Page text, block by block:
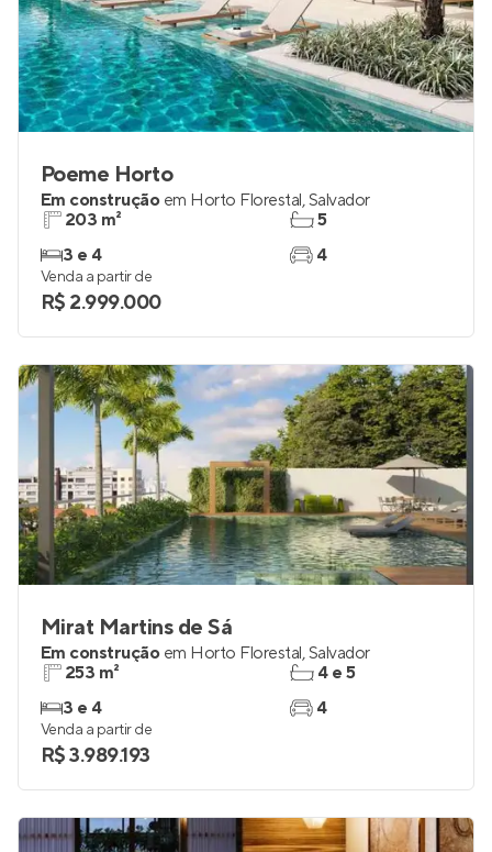
Poeme Horto
Em construção em Horto Florestal,Salvador
203 m²
3 e 4
5
4
Venda a partir de
R$ 2.999.000
Mirat Martins de Sá
Em construção em Horto Florestal,Salvador
253 m²
3 e 4
4 e 5
4
Venda a partir de
R$ 3.989.193